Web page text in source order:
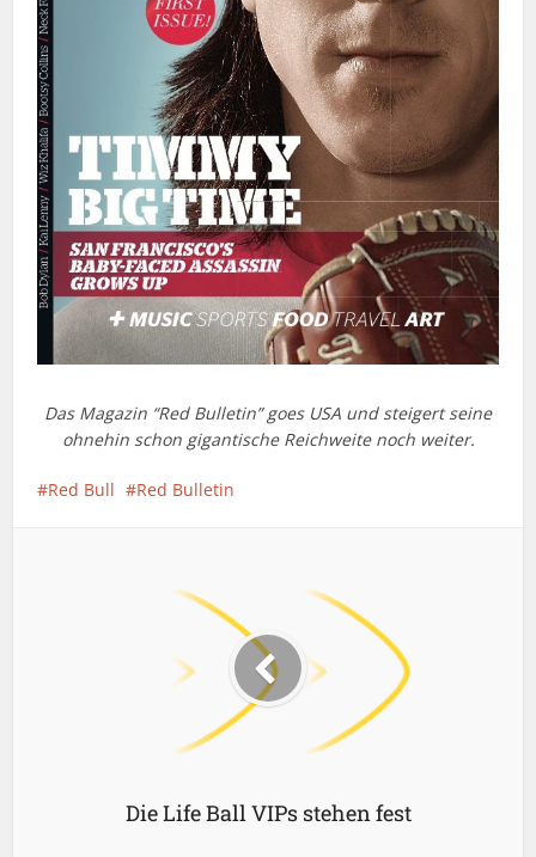
Das Magazin “Red Bulletin” goes USA und steigert seine
ohnehin schon gigantische Reichweite noch weiter.
Red Bull Red Bulletin
Die Life Ball VIPs stehen fest